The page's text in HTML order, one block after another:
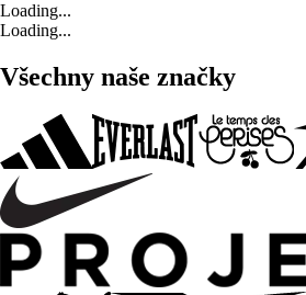
Loading...
Loading...
Všechny naše značky